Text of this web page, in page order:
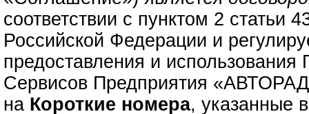
соответствии с пунктом 2 статьи
Российской Федерации и
предоставления и использования
Сервисов Предприятия
на Короткие номера, указанные